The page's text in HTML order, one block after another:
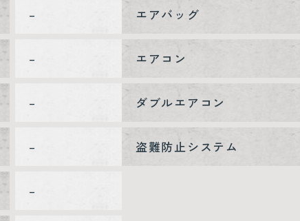
–
–
–
–
–
エアバッグ
エアコン
ダブルエアコン
盗難防止システム